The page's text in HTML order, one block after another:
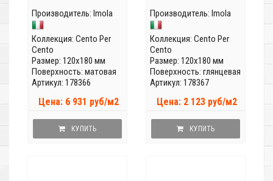
Производитель: Imola
Коллекция: Cento Per
Cento
Размер: 120x180 мм
Поверхность: матовая
Артикул: 178366
Цена: 6 931 руб/м2
КУПИТЬ
Производитель: Imola
Коллекция: Cento Per
Cento
Размер: 120x180 мм
Поверхность: глянцевая
Артикул: 178367
Цена: 2 123 руб/м2
КУПИТЬ